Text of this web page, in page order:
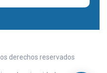
derechos reservados